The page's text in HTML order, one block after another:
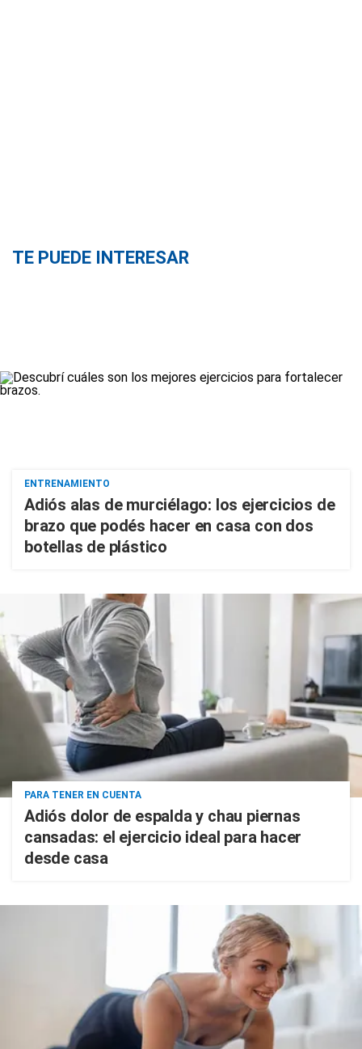
TE PUEDE INTERESAR
ENTRENAMIENTO
Adiós alas de murciélago: los ejercicios de
brazo que podés hacer en casa con dos
botellas de plástico
PARA TENER EN CUENTA
Adiós dolor de espalda y chau piernas
cansadas: el ejercicio ideal para hacer
desde casa